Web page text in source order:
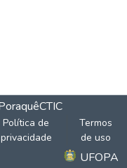
CTIC
Política de
privacidade
Termos
de uso
UFOPA